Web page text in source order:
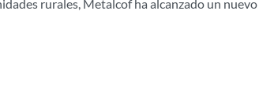
rurales, Metalcof ha alcanzado un nuevo